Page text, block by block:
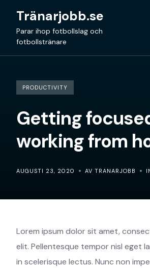
content
Tränarjobb.se
Parar ihop fotbollslag och
fotbollstränare
PRODUCTIVITY
Getting
working from
AUGUSTI 23, 2020 AV TRANARJOBB
Lorem ipsum dolor sit amet,
elit. Pellentesque tempor nisl eget
in scelerisque lectus. Nunc non